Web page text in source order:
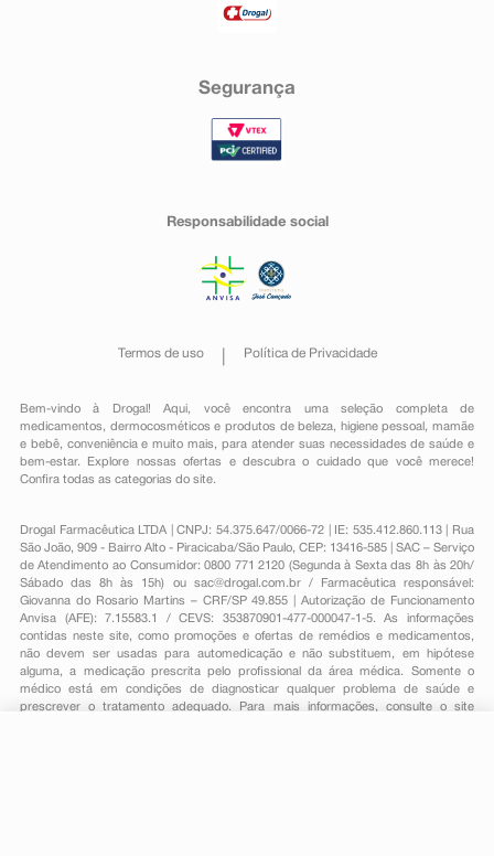
Segurança
Responsabilidade social
Termos de uso Política de Privacidade
Bem-vindo à Drogal! Aqui, você encontra uma seleção completa de
medicamentos , dermocosméticos e produtos de beleza, higiene pessoal ,mamãe
e bebê, conveniênciae muito mais, para atender suas necessidades de saúde e
bem-estar. Explore nossas ofertas e descubra o cuidado que você merece!
Confira todas as categorias do site.
Drogal Farmacêutica LTDA | CNPJ: 54.375.647/0066-72 | IE: 535.412.860.113 | Rua
São João, 909 - Bairro Alto - Piracicaba/São Paulo, CEP: 13416-585 | SAC – Serviço
de Atendimento ao Consumidor: 0800 771 2120 (Segunda à Sexta das 8h às 20h/
Sábado das 8h às 15h) ou sac@drogal.com.br/ Farmacêutica responsável:
Giovanna do Rosario Martins – CRF/SP 49.855 | Autorização de Funcionamento
Anvisa (AFE): 7.15583.1 / CEVS: 353870901-477-000047-1-5. As informações
contidas neste site, como promoções e ofertas de remédios e medicamentos,
não devem ser usadas para automedicação e não substituem, em hipótese
alguma, a medicação prescrita pelo profissional da área médica. Somente o
médico está em condições de diagnosticar qualquer problema de saúde e
prescrever o tratamento adequado. Para mais informações, consulte o site